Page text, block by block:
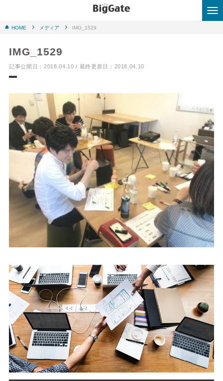
はじめての方へ
実績事例
会社概要
お問い合わせはこちら
HOME メディア IMG_1529
IMG_1529
記事公開日：2018.04.10 / 最終更新日：2018.04.10